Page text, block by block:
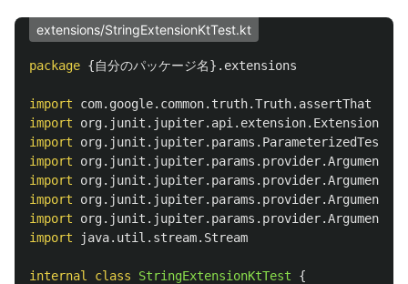
extensions/StringExtensionKtTest.kt
package {自分のパッケージ名}.extensions
import
com.google.common.truth.Truth.assertThat
import
import
org.junit.jupiter.params.ParameterizedTest
import
org.junit.jupiter.params.provider.Arguments
import
import
import
import
java.util.stream.Stream
internal class StringExtensionKtTest {